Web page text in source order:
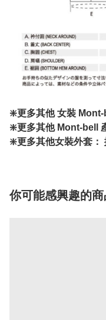
❇️更多其他 女裝 Mont-
❇️更多其他 Mont-bell
❇️更多其他女裝外套：
你可能感興趣的商